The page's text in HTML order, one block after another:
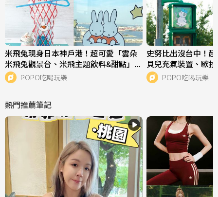
米飛兔現身日本神戶港！超可愛「雲朵
米飛兔觀景台、米飛主題飲料&甜點」必
拍亮點一次看！
POPO吃喝玩樂
史努比出沒台中！
貝兒充氣裝置、歐
點一次看！
POPO吃喝玩樂
熱門推薦筆記